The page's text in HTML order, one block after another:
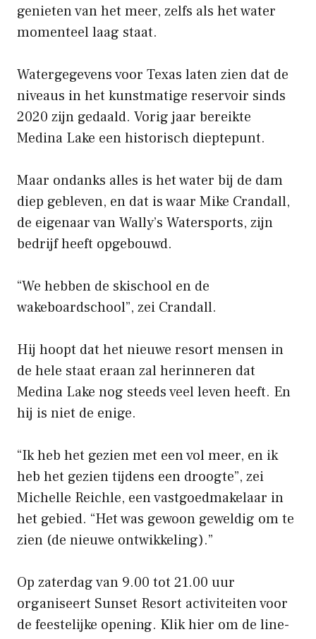
genieten van het meer, zelfs als het water
momenteel laag staat.
Watergegevens voor Texas laten zien dat de
niveaus in het kunstmatige reservoir sinds
2020 zijn gedaald. Vorig jaar bereikte
Medina Lake een historisch dieptepunt.
Maar ondanks alles is het water bij de dam
diep gebleven, en dat is waar Mike Crandall,
de eigenaar van Wally’s Watersports, zijn
bedrijf heeft opgebouwd.
“We hebben de skischool en de
wakeboardschool”, zei Crandall.
Hij hoopt dat het nieuwe resort mensen in
de hele staat eraan zal herinneren dat
Medina Lake nog steeds veel leven heeft. En
hij is niet de enige.
“Ik heb het gezien met een vol meer, en ik
heb het gezien tijdens een droogte”, zei
Michelle Reichle, een vastgoedmakelaar in
het gebied. “Het was gewoon geweldig om te
zien (de nieuwe ontwikkeling).”
Op zaterdag van 9.00 tot 21.00 uur
organiseert Sunset Resort activiteiten voor
de feestelijke opening. Klik hier om de line-